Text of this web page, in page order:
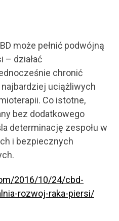
może pełnić podwójną
– działać
chronić
uciążliwych
Co istotne,
bez dodatkowego
determinację zespołu w
i bezpiecznych
2016/10/24/cbd-
rozwoj-raka-piersi/